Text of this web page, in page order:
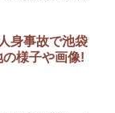
身事故で池袋
様子や画像!